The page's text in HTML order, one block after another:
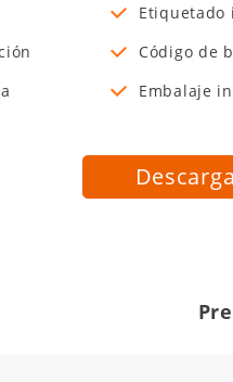
Etiquetado
Código de
Embalaje